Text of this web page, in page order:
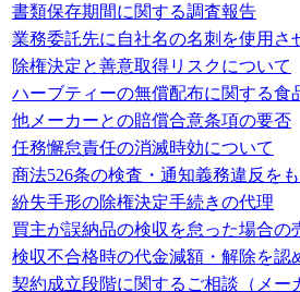
書類保存期間に関する調査報告
業務委託先に自社名の名刺を使用さ
除権決定と善意取得リスクについて
ハーブティーの無償配布に関する食
他メーカーとの賠償合意条項の要否
任務懈怠責任の消滅時効について
商法526条の検査・通知義務違反を
紛失手形の除権決定手続きの代理
買主が誤納品の検収を怠った場合の
検収不合格時の代金減額・解除を認
契約成立段階に関するご相談（メー